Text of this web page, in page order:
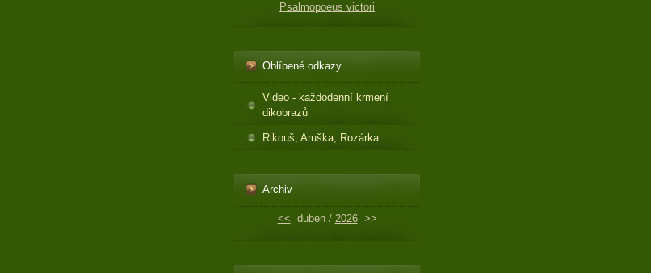
Psalmopoeus victori
Oblíbené odkazy
Video - každodenní krmení
dikobrazů
Rikouš, Aruška, Rozárka
Archiv
<< duben / 2026 >>